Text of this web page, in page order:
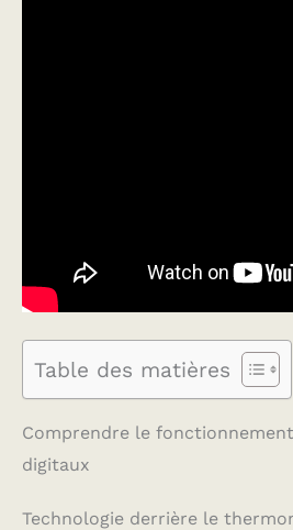
Table des matières
Comprendre le
digitaux
Technologie derrière le